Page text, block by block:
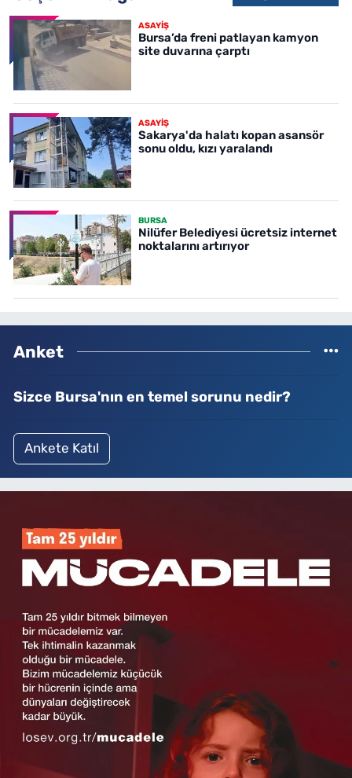
ASAYİŞ
Bursa’da freni patlayan kamyon
site duvarına çarptı
ASAYİŞ
Sakarya'da halatı kopan asansör
sonu oldu, kızı yaralandı
BURSA
Nilüfer Belediyesi ücretsiz internet
noktalarını artırıyor
Anket
Sizce Bursa'nın en temel sorunu nedir?
Ankete Katıl